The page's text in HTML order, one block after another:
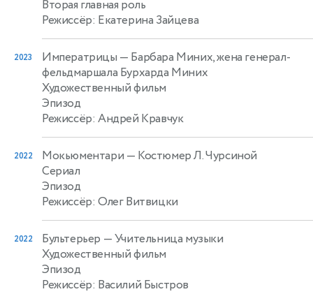
Вторая главная роль
Режиссёр: Екатерина Зайцева
2023 Императрицы — Барбара Миних, жена генерал-
фельдмаршала Бурхарда Миних
Художественный фильм
Эпизод
Режиссёр: Андрей Кравчук
2022 Мокьюментари — Костюмер Л. Чурсиной
Сериал
Эпизод
Режиссёр: Олег Витвицки
2022 Бультерьер — Учительница музыки
Художественный фильм
Эпизод
Режиссёр: Василий Быстров